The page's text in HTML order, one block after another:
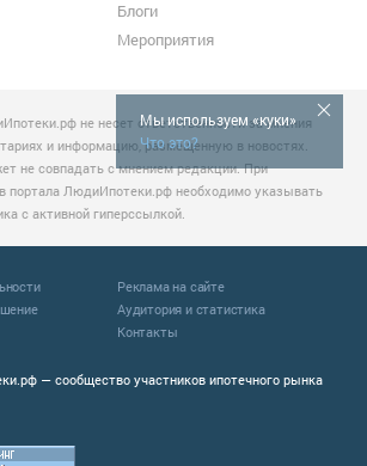
Мы используем «куки»
Что это?
Блоги
Мероприятия
не несет ответственности за мнения
и информацию, размещенную в новостях.
не совпадать с мнением редакции. При
портала ЛюдиИпотеки.рф необходимо указывать
с активной гиперссылкой.
— сообщество участников ипотечного рынка
Реклама на сайте
Аудитория и статистика
Контакты